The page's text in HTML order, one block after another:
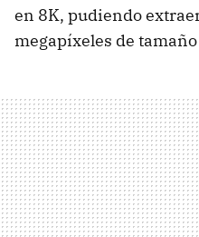
en 8K, pudiendo
megapíxeles de tamaño